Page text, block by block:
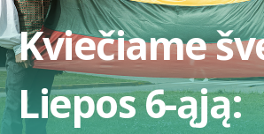
Kviečiame
Liepos 6-ąją: